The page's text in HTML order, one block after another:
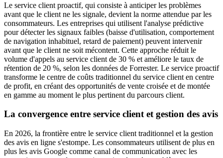
Le service client proactif, qui consiste à anticiper les problèmes
avant que le client ne les signale, devient la norme attendue par les
consommateurs. Les entreprises qui utilisent l'analyse prédictive
pour détecter les signaux faibles (baisse d'utilisation, comportement
de navigation inhabituel, retard de paiement) peuvent intervenir
avant que le client ne soit mécontent. Cette approche réduit le
volume d'appels au service client de 30 % et améliore le taux de
rétention de 20 %, selon les données de Forrester. Le service proactif
transforme le centre de coûts traditionnel du service client en centre
de profit, en créant des opportunités de vente croisée et de montée
en gamme au moment le plus pertinent du parcours client.
La convergence entre service client et gestion des avis
En 2026, la frontière entre le service client traditionnel et la gestion
des avis en ligne s'estompe. Les consommateurs utilisent de plus en
plus les avis Google comme canal de communication avec les